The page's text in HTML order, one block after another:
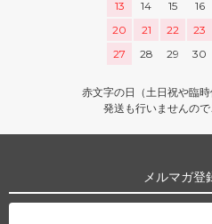
13
14 15 16
20
21 22 23
27
28 29 30
赤文字の日（土日祝や臨時
発送も行いませんので
メルマガ登